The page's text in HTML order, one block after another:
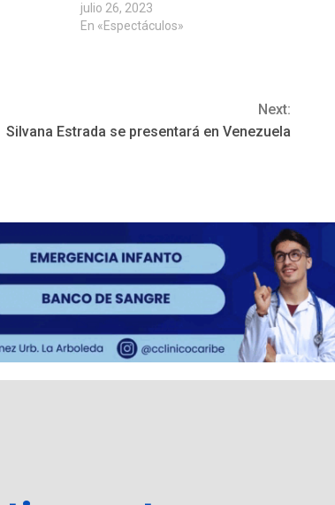
julio 26, 2023
En «Espectáculos»
Next:
Silvana Estrada se presentará en Venezuela